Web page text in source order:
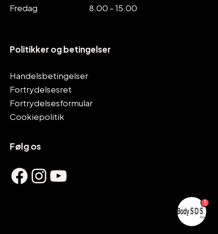
Fredag
8.00 – 15.00
Politikker og betingelser
Handelsbetingelser
Fortrydelsesret
Fortrydelsesformular
Cookiepolitik
Følg os
Facebook
Instagram
YouTube
1